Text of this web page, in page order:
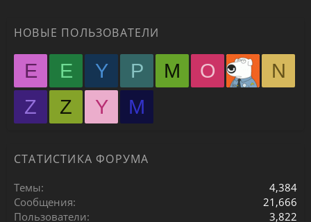
НОВЫЕ ПОЛЬЗОВАТЕЛИ
E E Y P M O
N
Z
Z Y М
СТАТИСТИКА ФОРУМА
Темы
4,384
Сообщения
21,666
Пользователи
3,822